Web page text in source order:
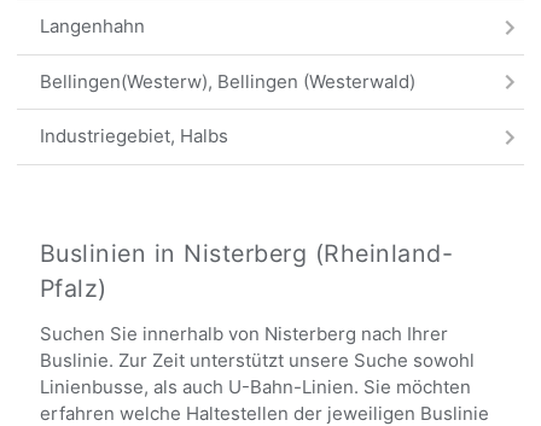
Langenhahn
Bellingen(Westerw), Bellingen (Westerwald)
Industriegebiet, Halbs
Ailertchen B255
Alle Haltestellen
Buslinien in Nisterberg (Rheinland-
Pfalz)
Suchen Sie innerhalb von Nisterberg nach Ihrer
Buslinie. Zur Zeit unterstützt unsere Suche sowohl
Linienbusse, als auch U-Bahn-Linien. Sie möchten
erfahren welche Haltestellen der jeweiligen Buslinie